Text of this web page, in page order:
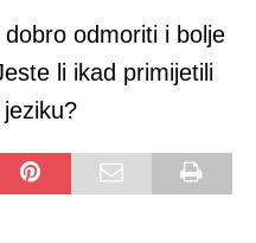
odmoriti i bolje
li ikad primijetili